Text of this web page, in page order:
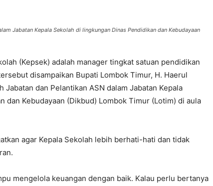
Jabatan Kepala Sekolah di lingkungan Dinas Pendidikan dan Kebudayaan
(Kepsek) adalah manager tingkat satuan pendidikan
disampaikan Bupati Lombok Timur, H. Haerul
Jabatan dan Pelantikan ASN dalam Jabatan Kepala
dan Kebudayaan (Dikbud) Lombok Timur (Lotim) di aula
agar Kepala Sekolah lebih berhati-hati dan tidak
mengelola keuangan dengan baik. Kalau perlu bertanya